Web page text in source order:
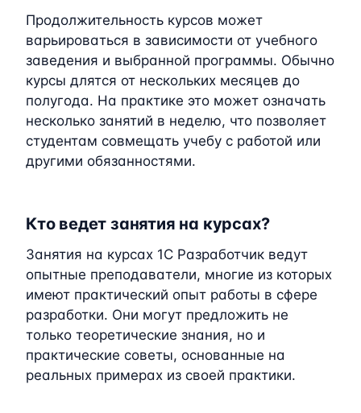
Продолжительность курсов может
варьироваться в зависимости от учебного
заведения и выбранной программы. Обычно
курсы длятся от нескольких месяцев до
полугода. На практике это может означать
несколько занятий в неделю, что позволяет
студентам совмещать учебу с работой или
другими обязанностями.
Кто ведет занятия на курсах?
Занятия на курсах 1C Разработчик ведут
опытные преподаватели, многие из которых
имеют практический опыт работы в сфере
разработки. Они могут предложить не
только теоретические знания, но и
практические советы, основанные на
реальных примерах из своей практики.